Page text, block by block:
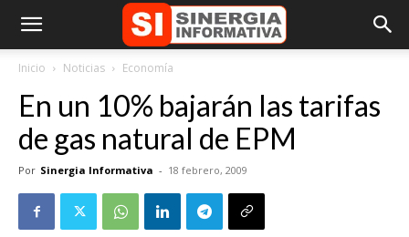
Inicio Noticias Economía
En un 10% bajarán las tarifas
de gas natural de EPM
Por Sinergia Informativa - 18 febrero, 2009